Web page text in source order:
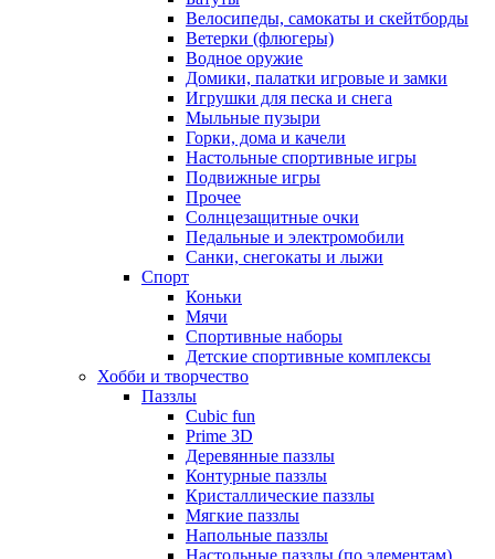
Велосипеды, самокаты и скейтборды
Ветерки (флюгеры)
Водное оружие
Домики, палатки игровые и замки
Игрушки для песка и снега
Мыльные пузыри
Горки, дома и качели
Настольные спортивные игры
Подвижные игры
Прочее
Солнцезащитные очки
Педальные и электромобили
Санки, снегокаты и лыжи
Спорт
Коньки
Мячи
Спортивные наборы
Детские спортивные комплексы
Хобби и творчество
Паззлы
Cubic fun
Prime 3D
Деревянные паззлы
Контурные паззлы
Кристаллические паззлы
Мягкие паззлы
Напольные паззлы
Настольные паззлы (по элементам)